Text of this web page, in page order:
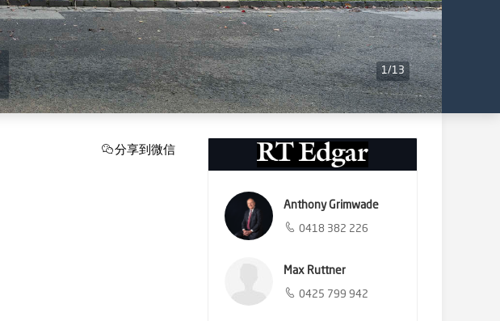
1/13
分享到微信
Anthony Grimwade
0418 382 226
Max Ruttner
0425 799 942